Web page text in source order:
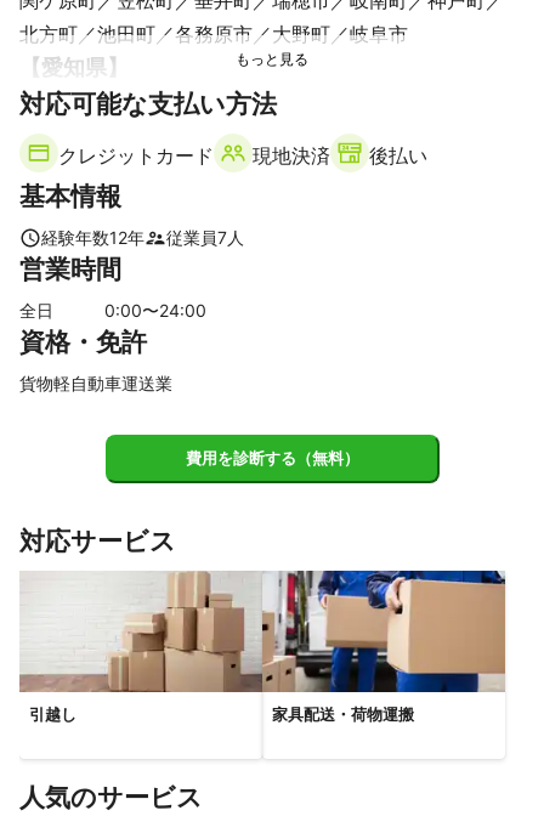
北方町
池田町 各務原市 大野町 岐阜市
【愛知県】
弥富市 飛島村 蟹江町 愛西市
あま市
東海市 稲沢市
清須市
東浦町 半田市 大府市 名古屋市
北名古屋市
豊山町
美浜町 碧南市
江南市
安城市
大口町
小牧市 南知多町
【三重県】
朝日町 川越町
滋賀県】
多賀町 東近江市 愛荘町 甲良町
豊郷町
対応可能な支払い方法
クレジットカード 現地決済 後払い
基本情報
経験年数12年 従業員7人
営業時間
全日 0:00〜24:00
資格・免許
貨物軽自動車運送業
費用を診断する（無料）
対応サービス
引越し 家具配送・荷物運搬
人気のサービス